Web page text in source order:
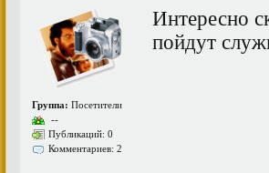
Группа: Посетители
--
Публикаций: 0
Комментариев: 2
Интересно
пойдут